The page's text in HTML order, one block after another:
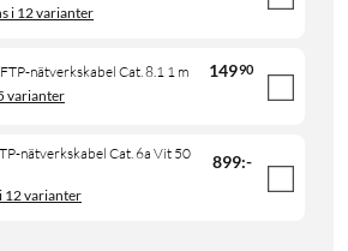
i 12 varianter
nätverkskabel Cat. 8.1 1 m 14990
varianter
nätverkskabel Cat. 6a Vit 50
899:-
12 varianter